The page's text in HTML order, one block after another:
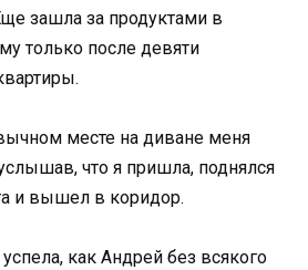
зашла за продуктами в
только после девяти
месте на диване меня
что я пришла, поднялся
и вышел в коридор.
как Андрей без всякого